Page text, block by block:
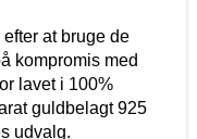
at bruge de
kompromis med
lavet i 100%
guldbelagt 925
udvalg.